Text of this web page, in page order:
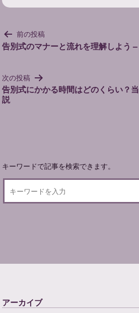
投
稿
ゲ
ー
シ
前の投稿
告別式のマナーと流れを理解しよう
次の投稿
告別式にかかる時間はどのくらい？
説
キーワードで記事を検索できます。
アーカイブ